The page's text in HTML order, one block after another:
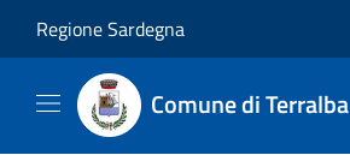
Regione Sardegna
Comune di Terralba